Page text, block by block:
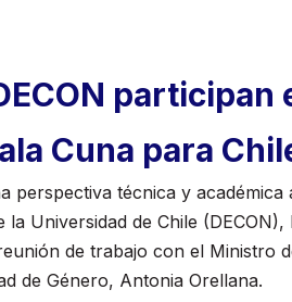
Cuna para
perspectiva técnica y
la Universidad de Chile
de trabajo con el Ministro
de Género, Antonia Orellana.